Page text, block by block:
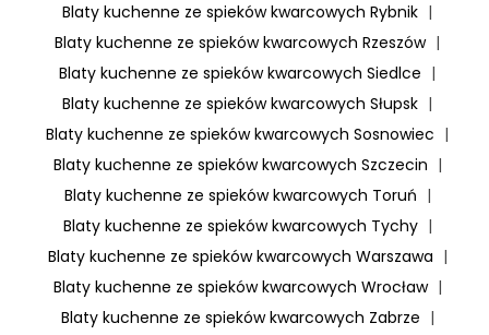
Blaty kuchenne ze spieków kwarcowych Rybnik |
Blaty kuchenne ze spieków kwarcowych Rzeszów |
Blaty kuchenne ze spieków kwarcowych Siedlce |
Blaty kuchenne ze spieków kwarcowych Słupsk |
Blaty kuchenne ze spieków kwarcowych Sosnowiec |
Blaty kuchenne ze spieków kwarcowych Szczecin |
Blaty kuchenne ze spieków kwarcowych Toruń |
Blaty kuchenne ze spieków kwarcowych Tychy |
Blaty kuchenne ze spieków kwarcowych Warszawa |
Blaty kuchenne ze spieków kwarcowych Wrocław |
Blaty kuchenne ze spieków kwarcowych Zabrze |